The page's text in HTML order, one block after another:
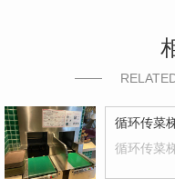
循环传菜
循环传菜